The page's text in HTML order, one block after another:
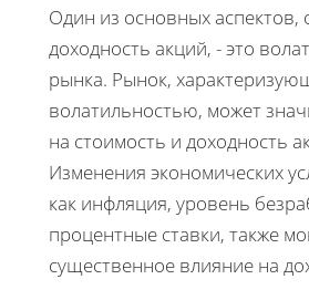
Один из основных
доходность акций, - это
рынка. Рынок,
волатильностью, может
на стоимость и доходность
Изменения экономических
как инфляция, уровень
процентные ставки, также
существенное влияние на